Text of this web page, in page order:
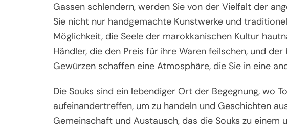
Gassen schlendern, werden Sie von der Vielfalt der
Sie nicht nur handgemachte Kunstwerke und
Möglichkeit, die Seele der marokkanischen Kultur
Händler, die den Preis für ihre Waren feilschen, und
Gewürzen schaffen eine Atmosphäre, die Sie in eine
Die Souks sind ein lebendiger Ort der Begegnung, wo
aufeinandertreffen, um zu handeln und Geschichten
Gemeinschaft und Austausch, das die Souks zu einem